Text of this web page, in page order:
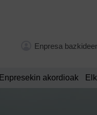
Enpresa
Enpresekin akordioak